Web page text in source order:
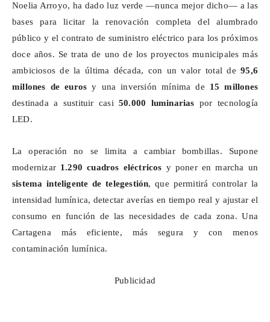
Noelia Arroyo, ha dado luz verde —nunca mejor dicho— a las
bases para licitar la renovación completa del alumbrado
público y el contrato de suministro eléctrico para los próximos
doce años. Se trata de uno de los proyectos municipales más
ambiciosos de la última década, con un valor total de95,6
millones de euros y una inversión mínima de 15 millones
destinada a sustituir casi50.000 luminarias por tecnología
LED.
La operación no se limita a cambiar bombillas. Supone
modernizar 1.290 cuadros eléctricos y poner en marcha un
sistema inteligente detelegestión, que permitirá controlar la
intensidad lumínica, detectar averías en tiempo real y ajustar el
consumo en función de las necesidades de cada zona. Una
Cartagena más eficiente, más segura y con menos
contaminación lumínica.
Publicidad